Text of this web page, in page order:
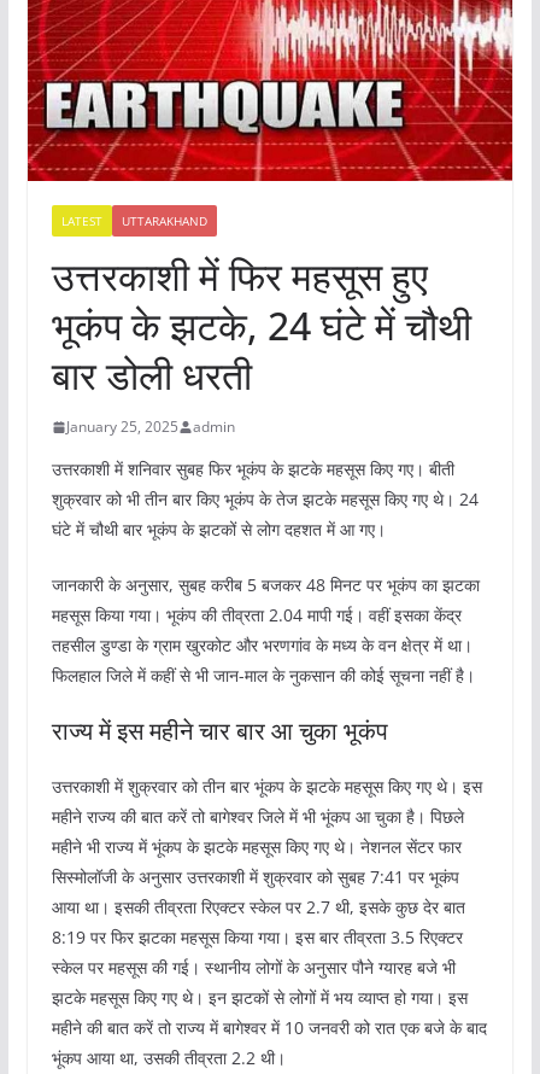
LATEST UTTARAKHAND
उत्तरकाशी में फिर महसूस हुए
भूकंप के झटके, 24 घंटे में चौथी
बार डोली धरती
January 25, 2025 admin
उत्तरकाशी में शनिवार सुबह फिर भूकंप के झटके महसूस किए गए। बीती
शुक्रवार को भी तीन बार किए भूकंप के तेज झटके महसूस किए गए थे। 24
घंटे में चौथी बार भूकंप के झटकों से लोग दहशत में आ गए।
जानकारी के अनुसार, सुबह करीब 5 बजकर 48 मिनट पर भूकंप का झटका
महसूस किया गया। भूकंप की तीव्रता 2.04 मापी गई। वहीं इसका केंद्र
तहसील डुण्डा के ग्राम खुरकोट और भरणगांव के मध्य के वन क्षेत्र में था।
फिलहाल जिले में कहीं से भी जान-माल के नुकसान की कोई सूचना नहीं है।
राज्य में इस महीने चार बार आ चुका भूकंप
उत्तरकाशी में शुक्रवार को तीन बार भूंकप के झटके महसूस किए गए थे। इस
महीने राज्य की बात करें तो बागेश्वर जिले में भी भूंकप आ चुका है। पिछले
महीने भी राज्य में भूंकप के झटके महसूस किए गए थे। नेशनल सेंटर फार
सिस्मोलॉजी के अनुसार उत्तरकाशी में शुक्रवार को सुबह 7:41 पर भूकंप
आया था। इसकी तीव्रता रिएक्टर स्केल पर 2.7 थी, इसके कुछ देर बात
8:19 पर फिर झटका महसूस किया गया। इस बार तीव्रता 3.5 रिएक्टर
स्केल पर महसूस की गई। स्थानीय लोगों के अनुसार पौने ग्यारह बजे भी
झटके महसूस किए गए थे। इन झटकों से लोगों में भय व्याप्त हो गया। इस
महीने की बात करें तो राज्य में बागेश्वर में 10 जनवरी को रात एक बजे के बाद
भूंकप आया था, उसकी तीव्रता 2.2 थी।